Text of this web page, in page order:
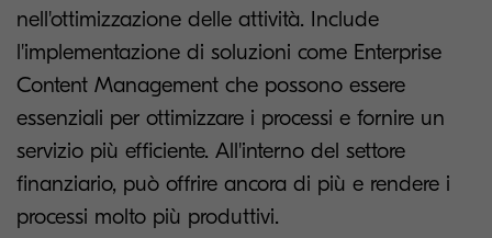
nell'ottimizzazione delle attività. Include
l'implementazione di soluzioni come Enterprise
Content Management che possono essere
essenziali per ottimizzare i processi e fornire un
servizio più efficiente. All'interno del settore
finanziario, può offrire ancora di più e rendere i
processi molto più produttivi.